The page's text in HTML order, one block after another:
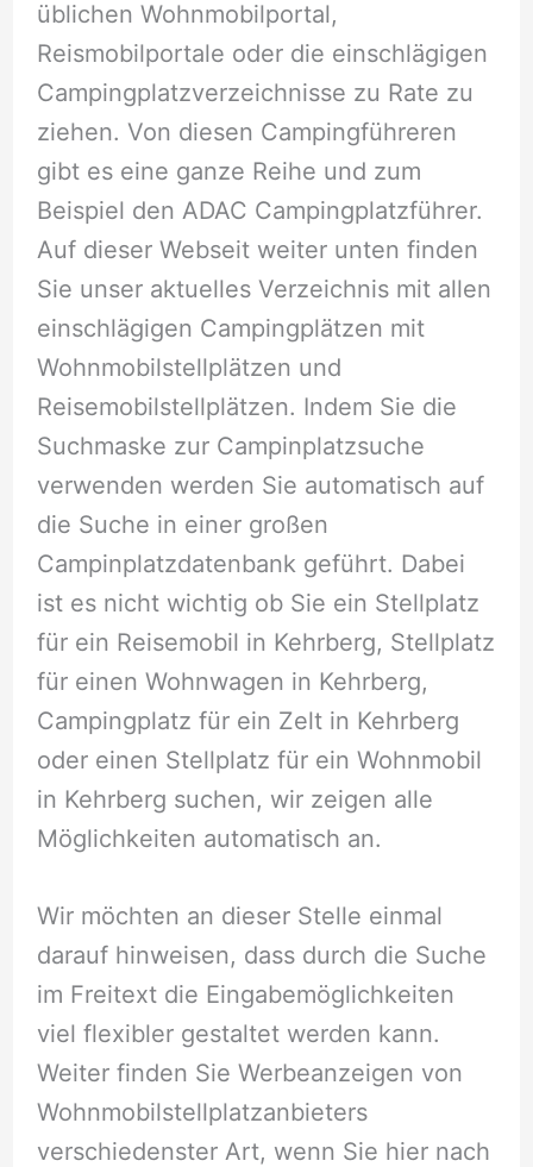
üblichen Wohnmobilportal,
Reismobilportale oder die einschlägigen
Campingplatzverzeichnisse zu Rate zu
ziehen. Von diesen Campingführeren
gibt es eine ganze Reihe und zum
Beispiel den ADAC Campingplatzführer.
Auf dieser Webseit weiter unten finden
Sie unser aktuelles Verzeichnis mit allen
einschlägigen Campingplätzen mit
Wohnmobilstellplätzen und
Reisemobilstellplätzen. Indem Sie die
Suchmaske zur Campinplatzsuche
verwenden werden Sie automatisch auf
die Suche in einer großen
Campinplatzdatenbank geführt. Dabei
ist es nicht wichtig ob Sie ein Stellplatz
für ein Reisemobil in Kehrberg, Stellplatz
für einen Wohnwagen in Kehrberg,
Campingplatz für ein Zelt in Kehrberg
oder einen Stellplatz für ein Wohnmobil
in Kehrberg suchen, wir zeigen alle
Möglichkeiten automatisch an.
Wir möchten an dieser Stelle einmal
darauf hinweisen, dass durch die Suche
im Freitext die Eingabemöglichkeiten
viel flexibler gestaltet werden kann.
Weiter finden Sie Werbeanzeigen von
Wohnmobilstellplatzanbieters
verschiedenster Art, wenn Sie hier nach